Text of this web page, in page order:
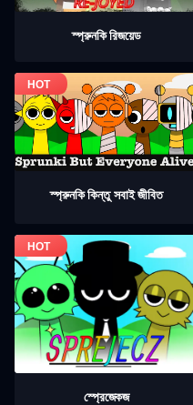
স্প্রুনকি রিজয়েড
স্প্রুনকি কিন্তু সবাই জীবিত
স্প্রেজেকজ